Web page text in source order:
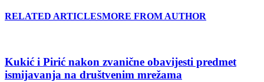
RELATED ARTICLESMORE FROM AUTHOR
Kukić i Pirić nakon zvanične obavijesti predmet
ismijavanja na društvenim mrežama